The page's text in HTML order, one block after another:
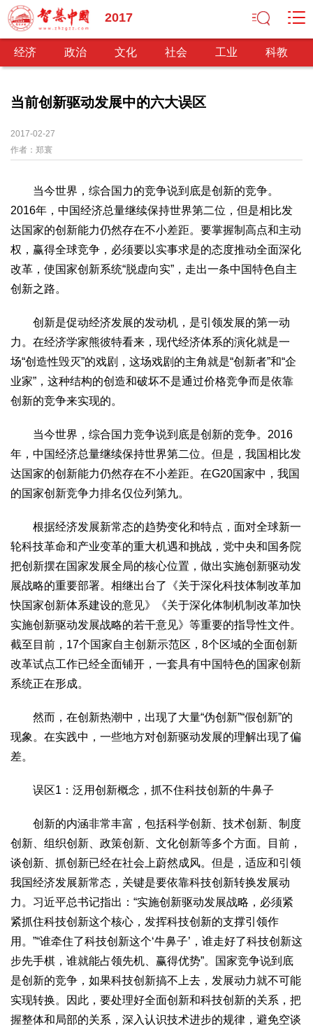
2017
经济 政治 文化 社会 工业 科教
经济
经济观察
深化改革 依法治国 司法公正 民主政治
观察思考
网文推荐
文化
中华文化
文化观察
智海钩沉
社会
社会治理 社会保障 城乡发展 民生建设
工业
三农
国防
国防建设 军民融合 兵器装备 军营风采
国际
中国与世界 国际视点 国际合作 他山之石
生态
生态文明 能源资源 环境保护 地方生态 休闲旅游
视频
访谈 动态
地方
京
鲁 豫 鄂 湘 粤 桂 琼 渝 川 黔 滇
藏
智库
智库建设 智库专家 智库战略 智库之声
信息
地方动态 地方强音
在线期刊
2017 2016 2015 2018 2019
关于我们
杂志简介 杂志编委会 组织机构 联系我们 智慧中国动态
当前创新驱动发展中的六大误区
2017-02-27
作者： 郑寰
当今世界，综合国力的竞争说到底是创新的竞争。
2016年，中国经济总量继续保持世界第二位，但是相比发
达国家的创新能力仍然存在不小差距。要掌握制高点和主动
权，赢得全球竞争，必须要以实事求是的态度推动全面深化
改革，使国家创新系统“脱虚向实”，走出一条中国特色自主
创新之路。
创新是促动经济发展的发动机，是引领发展的第一动
力。在经济学家熊彼特看来，现代经济体系的演化就是一
场“创造性毁灭”的戏剧，这场戏剧的主角就是“创新者”和“企
业家”，这种结构的创造和破坏不是通过价格竞争而是依靠
创新的竞争来实现的。
当今世界，综合国力竞争说到底是创新的竞争。2016
年，中国经济总量继续保持世界第二位。但是，我国相比发
达国家的创新能力仍然存在不小差距。在G20国家中，我国
的国家创新竞争力排名仅位列第九。
根据经济发展新常态的趋势变化和特点，面对全球新一
轮科技革命和产业变革的重大机遇和挑战，党中央和国务院
把创新摆在国家发展全局的核心位置，做出实施创新驱动发
展战略的重要部署。相继出台了《关于深化科技体制改革加
快国家创新体系建设的意见》《关于深化体制机制改革加快
实施创新驱动发展战略的若干意见》等重要的指导性文件。
截至目前，17个国家自主创新示范区，8个区域的全面创新
改革试点工作已经全面铺开，一套具有中国特色的国家创新
系统正在形成。
然而，在创新热潮中，出现了大量“伪创新”“假创新”的
现象。在实践中，一些地方对创新驱动发展的理解出现了偏
差。
误区1：泛用创新概念，抓不住科技创新的牛鼻子
创新的内涵非常丰富，包括科学创新、技术创新、制度
创新、组织创新、政策创新、文化创新等多个方面。目前，
谈创新、抓创新已经在社会上蔚然成风。但是，适应和引领
我国经济发展新常态，关键是要依靠科技创新转换发展动
力。习近平总书记指出：“实施创新驱动发展战略，必须紧
紧抓住科技创新这个核心，发挥科技创新的支撑引领作
用。”“谁牵住了科技创新这个‘牛鼻子’，谁走好了科技创新这
步先手棋，谁就能占领先机、赢得优势”。国家竞争说到底
是创新的竞争，如果科技创新搞不上去，发展动力就不可能
实现转换。因此，要处理好全面创新和科技创新的关系，把
握整体和局部的关系，深入认识技术进步的规律，避免空谈